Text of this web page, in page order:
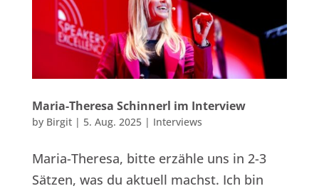
Maria-Theresa Schinnerl im Interview
by Birgit| 5. Aug. 2025| Interviews
Maria-Theresa, bitte erzähle uns in 2-3
Sätzen, was du aktuell machst. Ich bin